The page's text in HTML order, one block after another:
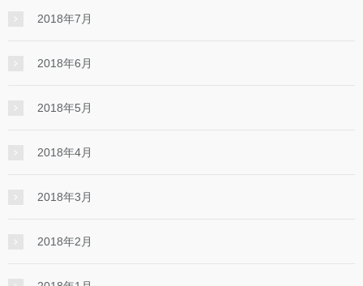
2018年7月
2018年6月
2018年5月
2018年4月
2018年3月
2018年2月